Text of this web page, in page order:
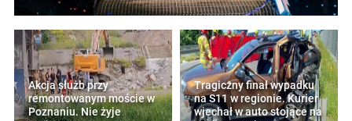
Akcja służb przy
remontowanym moście w
Poznaniu. Nie żyje
Tragiczny finał wypadku
na S11 w regionie. Kurier
wjechał w auto stojące na